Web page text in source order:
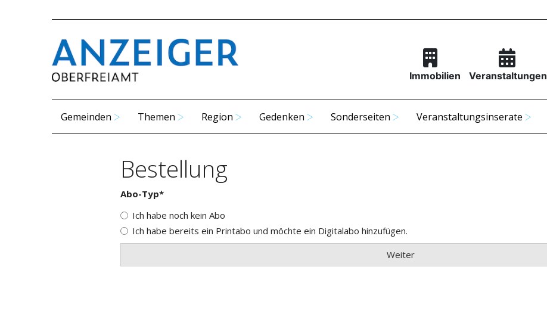
Immobilien Veranstaltungen
Gemeinden Themen Region Gedenken Sonderseiten Veranstaltungsinserate